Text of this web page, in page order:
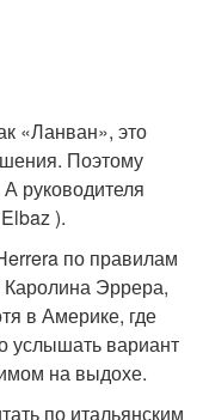
«Ланван», это
Поэтому
руководителя
).
по правилам
Каролина Эррера,
в Америке, где
услышать вариант
на выдохе.
по итальянским